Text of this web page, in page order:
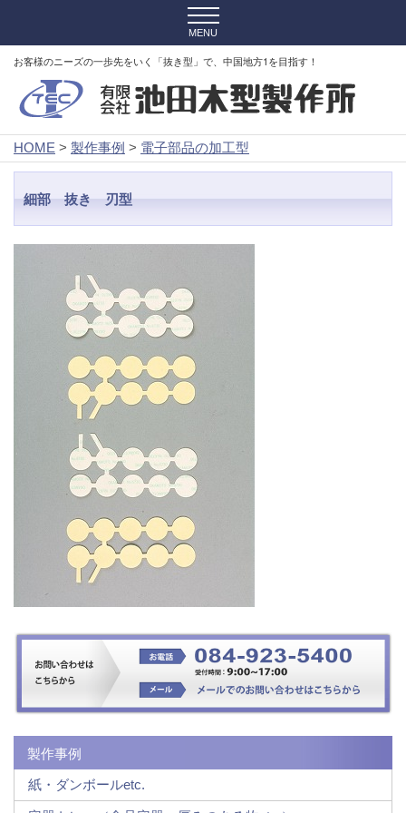
お客様のニーズの一歩先をいく「抜き型」で、中国地方1を目指す！
HOME > 製作事例 > 電子部品の加工型
細部 抜き 刃型
製作事例
紙・ダンボールetc.